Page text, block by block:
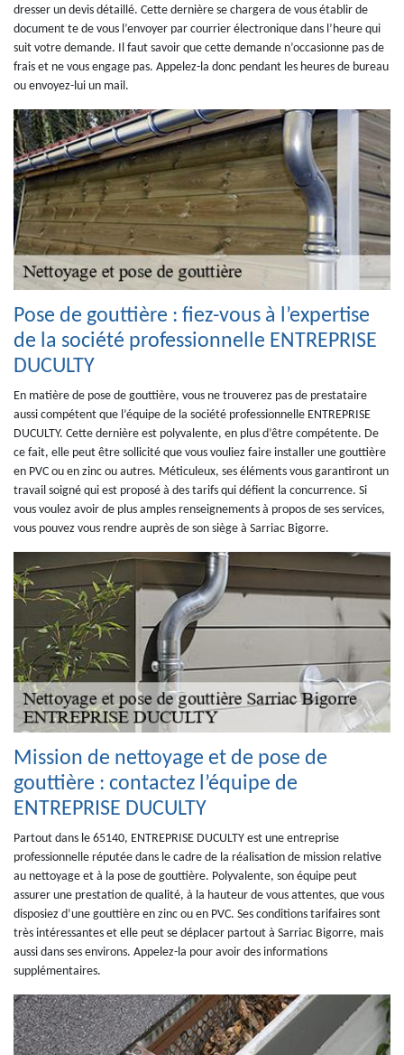
dresser un devis détaillé. Cette dernière se chargera de vous établir de
document te de vous l’envoyer par courrier électronique dans l’heure qui
suit votre demande. Il faut savoir que cette demande n’occasionne pas de
frais et ne vous engage pas. Appelez-la donc pendant les heures de bureau
ou envoyez-lui un mail.
Pose de gouttière : fiez-vous à l’expertise
de la société professionnelle ENTREPRISE
DUCULTY
En matière de pose de gouttière, vous ne trouverez pas de prestataire
aussi compétent que l’équipe de la société professionnelle ENTREPRISE
DUCULTY. Cette dernière est polyvalente, en plus d’être compétente. De
ce fait, elle peut être sollicité que vous vouliez faire installer une gouttière
en PVC ou en zinc ou autres. Méticuleux, ses éléments vous garantiront un
travail soigné qui est proposé à des tarifs qui défient la concurrence. Si
vous voulez avoir de plus amples renseignements à propos de ses services,
vous pouvez vous rendre auprès de son siège à Sarriac Bigorre.
Mission de nettoyage et de pose de
gouttière : contactez l’équipe de
ENTREPRISE DUCULTY
Partout dans le 65140, ENTREPRISE DUCULTY est une entreprise
professionnelle réputée dans le cadre de la réalisation de mission relative
au nettoyage et à la pose de gouttière. Polyvalente, son équipe peut
assurer une prestation de qualité, à la hauteur de vous attentes, que vous
disposiez d’une gouttière en zinc ou en PVC. Ses conditions tarifaires sont
très intéressantes et elle peut se déplacer partout à Sarriac Bigorre, mais
aussi dans ses environs. Appelez-la pour avoir des informations
supplémentaires.